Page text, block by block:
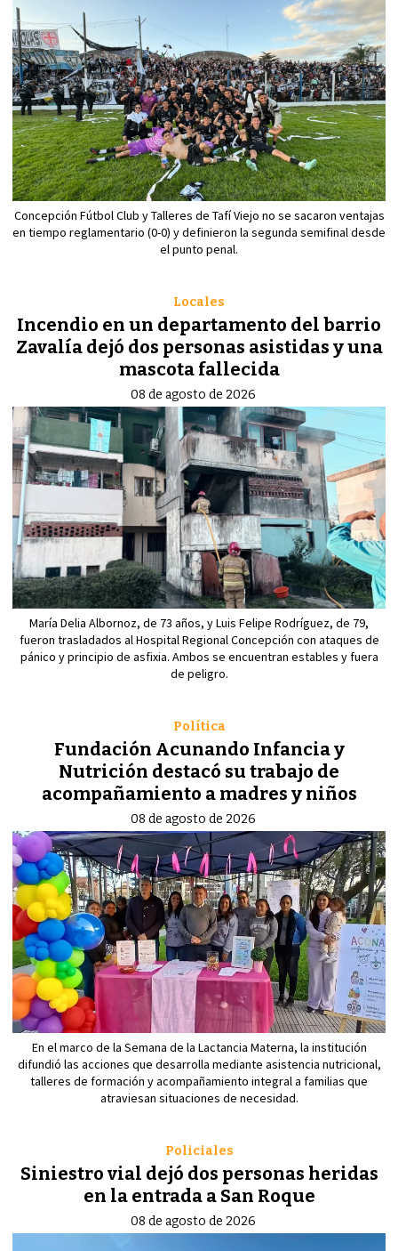
Concepción Fútbol Club y Talleres de Tafí Viejo no se sacaron ventajas
en tiempo reglamentario (0-0) y definieron la segunda semifinal desde
el punto penal.
Incendio en un departamento del barrio
Zavalía dejó dos personas asistidas y una
mascota fallecida
Locales
08 de agosto de 2026
María Delia Albornoz, de 73 años, y Luis Felipe Rodríguez, de 79,
fueron trasladados al Hospital Regional Concepción con ataques de
pánico y principio de asfixia. Ambos se encuentran estables y fuera
de peligro.
Fundación Acunando Infancia y
Nutrición destacó su trabajo de
acompañamiento a madres y niños
Política
08 de agosto de 2026
En el marco de la Semana de la Lactancia Materna, la institución
difundió las acciones que desarrolla mediante asistencia nutricional,
talleres de formación y acompañamiento integral a familias que
atraviesan situaciones de necesidad.
Siniestro vial dejó dos personas heridas
en la entrada a San Roque
Policiales
08 de agosto de 2026